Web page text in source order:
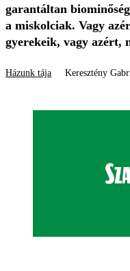
garantáltan
a miskolciak. Vagy
gyerekeik, vagy azért,
Házunk tája Keresztény